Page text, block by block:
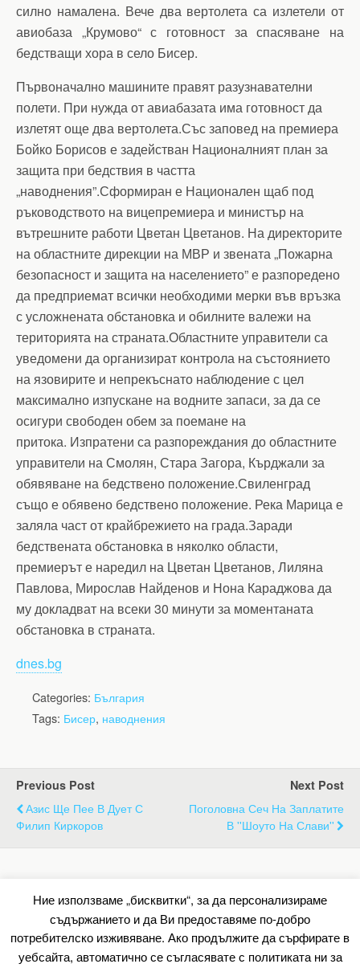
силно намалена. Вече два вертолета са излетели от
авиобаза „Крумово“ с готовност за спасяване на
бедстващи хора в село Бисер.
Първоначално машините правят разузнавателни
полети. При нужда от авиабазата има готовност да
излетят още два вертолета.Със заповед на премиера
Бойко Борисов е задействан Националният план за
защита при бедствия в частта
„наводнения”.Сформиран е Национален щаб под
ръководството на вицепремиера и министър на
вътрешните работи Цветан Цветанов. На директорите
на областните дирекции на МВР и звената „Пожарна
безопасност и защита на населението” е разпоредено
да предприемат всички необходими мерки във връзка
с усложнената обстановка и обилните валежи на
територията на страната.Областните управители са
уведомени да организират контрола на състоянието
на язовирите и непрекъснато наблюдение с цел
максимално изпускане на водните запаси, за да се
осигури свободен обем за поемане на
притока. Изпратени са разпореждания до областните
управители на Смолян, Стара Загора, Кърджали за
обявяване на бедствено положение.Свиленград
също е обявено бедствено положение. Река Марица е
заляла част от крайбрежието на града.Заради
бедствената обстановка в няколко области,
премиерът е наредил на Цветан Цветанов, Лиляна
Павлова, Мирослав Найденов и Нона Караджова да
му докладват на всеки 30 минути за моментаната
обстановка в страната.
dnes.bg
Categories: България
Tags: Бисер, наводнения
Previous Post
Азис Ще Пее В Дует С
Филип Киркоров
Next Post
Поголовна Сеч На Заплатите
В ''Шоуто На Слави''
Back to top
Mobile Desktop
Ние използваме „бисквитки“, за да персонализираме
съдържанието и да Ви предоставяме по-добро
потребителско изживяване. Ако продължите да сърфирате в
уебсайта, автоматично се съгласявате с политиката ни за